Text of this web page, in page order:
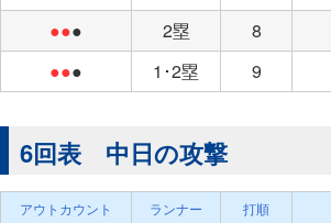
●●● 2塁 8
●●● 1･2塁 9
6回表 中日の攻撃
アウトカウント ランナー 打順